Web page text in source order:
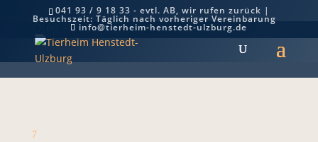
041 93 / 9 18 33 - evtl. AB, wir rufen zurück |
Besuchszeit: Täglich nach vorheriger Vereinbarung
info@tierheim-henstedt-ulzburg.de
Oleg – Freigang
7